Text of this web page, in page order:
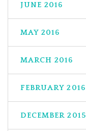
JUNE 2016
MAY 2016
MARCH 2016
FEBRUARY 2016
DECEMBER 2015